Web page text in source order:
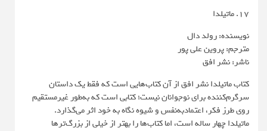
17. ماتیلدا
نویسنده: رولد دال
مترجم: پروین علی پور
ناشر: نشر افق
کتاب ماتیلدا نشر افق از آن کتاب‌هایی است که فقط یک داستان
سرگرم‌کننده برای نوجوانان نیست؛ کتابی است که به‌طور غیرمستقیم
روی طرز فکر، اعتمادبه‌نفس و شیوه نگاه به خود اثر می‌گذارد.
ماتیلدا چهار ساله است، اما کتاب‌ها را بهتر از خیلی از بزرگ‌ترها